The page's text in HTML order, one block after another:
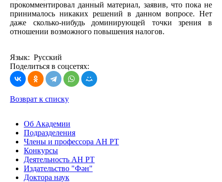
прокомментировал данный материал, заявив, что пока не
принималось никаких решений в данном вопросе. Нет
даже сколько-нибудь доминирующей точки зрения в
отношении возможного повышения налогов.
Язык: Русский
Поделиться в соцсетях:
Возврат к списку
Об Академии
Подразделения
Члены и профессора АН РТ
Конкурсы
Деятельность АН РТ
Издательство "Фән"
Доктора наук